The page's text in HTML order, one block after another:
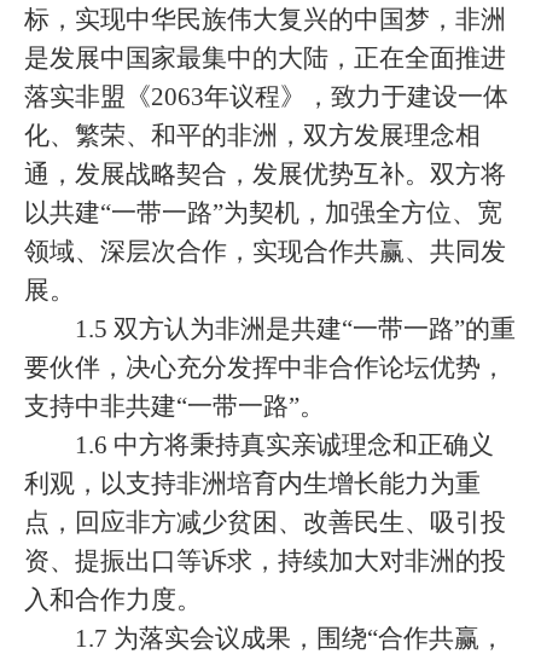
标，实现中华民族伟大复兴的中国梦，非洲
是发展中国家最集中的大陆，正在全面推进
落实非盟《2063年议程》，致力于建设一体
化、繁荣、和平的非洲，双方发展理念相
通，发展战略契合，发展优势互补。双方将
以共建“一带一路”为契机，加强全方位、宽
领域、深层次合作，实现合作共赢、共同发
展。
1.5 双方认为非洲是共建“一带一路”的重
要伙伴，决心充分发挥中非合作论坛优势，
支持中非共建“一带一路”。
1.6 中方将秉持真实亲诚理念和正确义
利观，以支持非洲培育内生增长能力为重
点，回应非方减少贫困、改善民生、吸引投
资、提振出口等诉求，持续加大对非洲的投
入和合作力度。
1.7 为落实会议成果，围绕“合作共赢，